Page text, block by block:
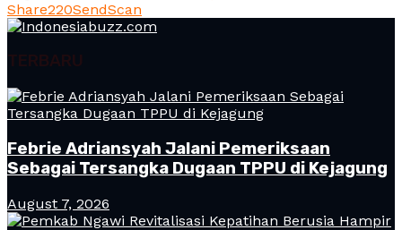
Share220SendScan
TERBARU
Febrie Adriansyah Jalani Pemeriksaan
Sebagai Tersangka Dugaan TPPU di Kejagung
August 7, 2026